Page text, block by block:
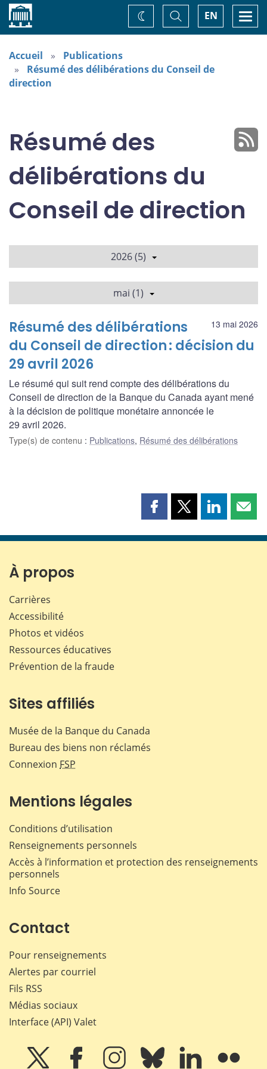
Accueil EN
Basculer
la
recherche
Changez
de
Accueil
Publications
Résumé des délibérations du Conseil de
direction
Résumé des
délibérations du
Conseil de direction
2026 (5)
mai (1)
13 mai 2026
Résumé des délibérations
du Conseil de direction : décision du
29 avril 2026
Le résumé qui suit rend compte des délibérations du
Conseil de direction de la Banque du Canada ayant mené
à la décision de politique monétaire annoncée le
29 avril 2026.
Type(s) de contenu : Publications, Résumé des délibérations
Partager
page
Partager
page
Partager
page page
À propos
Carrières
Accessibilité
Photos et vidéos
Ressources éducatives
Prévention de la fraude
Sites affiliés
Musée de la Banque du Canada
Bureau des biens non réclamés
Connexion FSP
Mentions légales
Conditions d’utilisation
Renseignements personnels
Accès à l’information et protection des renseignements
personnels
Info Source
Contact
Pour renseignements
Alertes par courriel
Fils RSS
Médias sociaux
Interface (API) Valet